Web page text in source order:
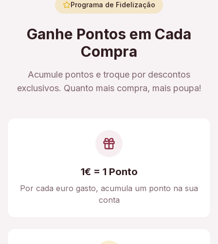
Programa de Fidelização
Ganhe Pontos em Cada
Compra
Acumule pontos e troque por descontos
exclusivos. Quanto mais compra, mais poupa!
1€ = 1 Ponto
Por cada euro gasto, acumula um ponto na sua
conta